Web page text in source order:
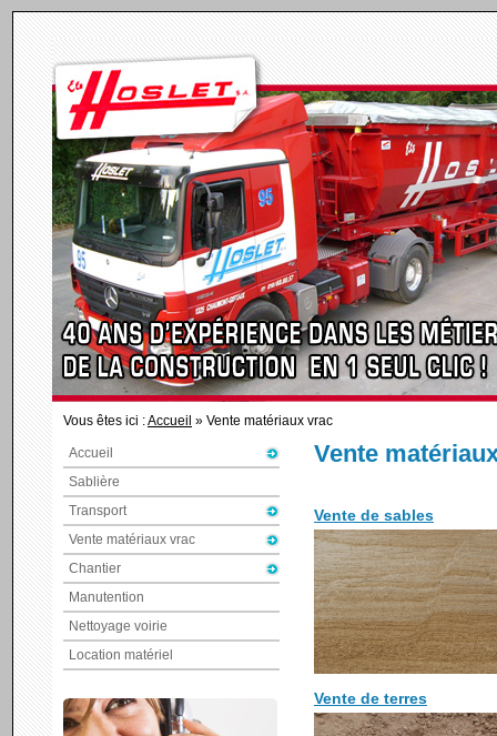
Vous êtes ici :Accueil » Vente matériaux vrac
Accueil
Sablière
Transport
Vente matériaux vrac
Chantier
Manutention
Nettoyage voirie
Location matériel
Vente
Vente de sables
Vente de terres